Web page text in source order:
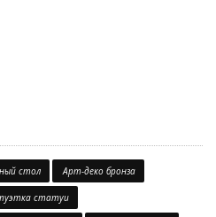
стол Арт-деко бронза
статуи